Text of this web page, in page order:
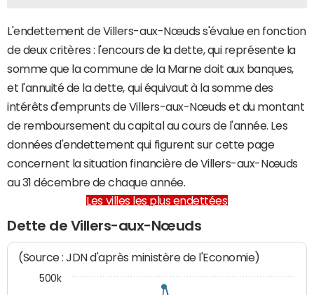
L'endettement de Villers-aux-Nœuds s'évalue en fonction
de deux critères : l'encours de la dette, qui représente la
somme que la commune de la Marne doit aux banques,
et l'annuité de la dette, qui équivaut à la somme des
intérêts d'emprunts de Villers-aux-Nœuds et du montant
de remboursement du capital au cours de l'année. Les
données d'endettement qui figurent sur cette page
concernent la situation financière de Villers-aux-Nœuds
au 31 décembre de chaque année.
Les villes les plus endettées
Dette de Villers-aux-Nœuds
(Source : JDN d'après ministère de l'Economie)
500k